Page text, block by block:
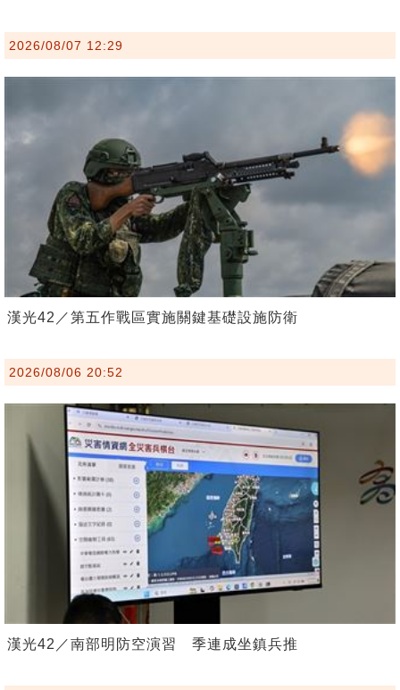
2026/08/07 12:29
漢光42／第五作戰區實施關鍵基礎設施防衛
2026/08/06 20:52
漢光42／南部明防空演習 季連成坐鎮兵推